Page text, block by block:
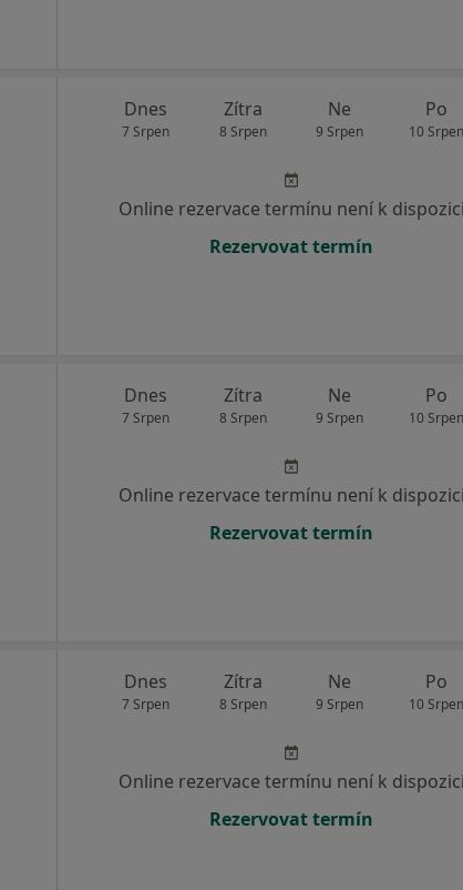
Dnes
7 Srpen
Zítra
8 Srpen
Ne
9 Srpen
Po
10 Srpen
Online rezervace termínu není k dispozici
Rezervovat termín
Dnes
7 Srpen
Zítra
8 Srpen
Ne
9 Srpen
Po
10 Srpen
Online rezervace termínu není k dispozici
Rezervovat termín
Dnes
7 Srpen
Zítra
8 Srpen
Ne
9 Srpen
Po
10 Srpen
Online rezervace termínu není k dispozici
Rezervovat termín